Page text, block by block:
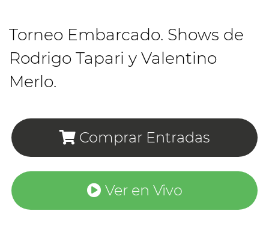
Torneo Embarcado. Shows de
Rodrigo Tapari y Valentino
Merlo.
Comprar Entradas
Ver en Vivo